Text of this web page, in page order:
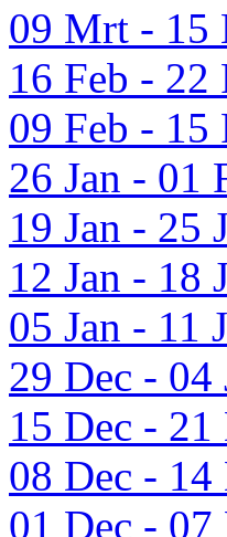
09 Mrt - 15
16 Feb - 22
09 Feb - 15
26 Jan - 01
19 Jan - 25
12 Jan - 18
05 Jan - 11
29 Dec - 04
15 Dec - 21
08 Dec - 14
01 Dec - 07